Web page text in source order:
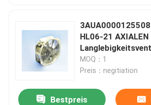
HL06-21 AXIALEN
Antriebsteile
MOQ：1
Preis：negitiation
Bestpreis